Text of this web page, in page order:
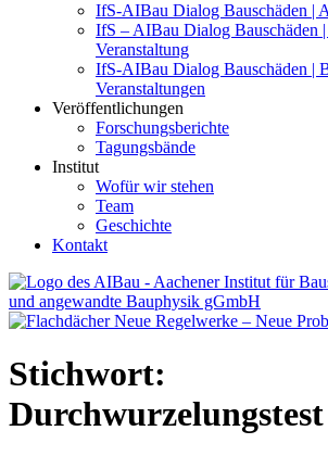
IfS-AIBau Dialog Bauschäden |
IfS – AIBau Dialog Bauschäden
Veranstaltung
IfS-AIBau Dialog Bauschäden |
Veranstaltungen
Veröffentlichungen
Forschungsberichte
Tagungsbände
Institut
Wofür wir stehen
Team
Geschichte
Kontakt
angewandte Bauphysik
Stichwort:
Durchwurzelungstest